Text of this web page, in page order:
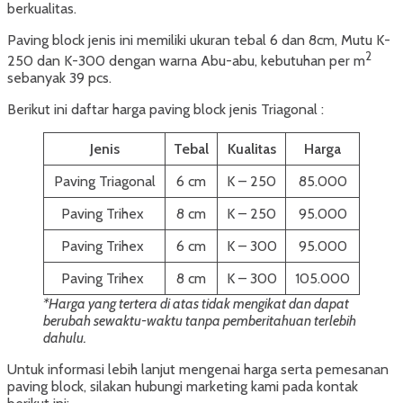
berkualitas.
Paving block jenis ini memiliki ukuran tebal 6 dan 8cm, Mutu K-
250 dan K-300 dengan warna Abu-abu, kebutuhan per m2
sebanyak 39 pcs.
Berikut ini daftar harga paving block jenis Triagonal :
Jenis Tebal Kualitas
Harga
Paving Triagonal
6 cm K – 250
85.000
Paving Trihex
8 cm K – 250
95.000
Paving Trihex
6 cm K – 300
95.000
Paving Trihex
8 cm K – 300
105.000
*Harga yang tertera di atas tidak mengikat dan dapat
berubah sewaktu-waktu tanpa pemberitahuan terlebih
dahulu.
Untuk informasi lebih lanjut mengenai harga serta pemesanan
paving block, silakan hubungi marketing kami pada kontak